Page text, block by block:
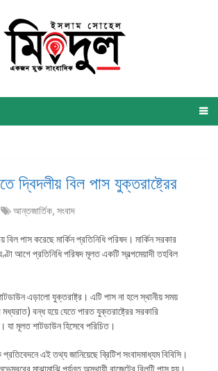
দ্বিদলীয় বিল পাস যুক্তরাষ্ট্রের
আন্তজার্তিক,সংবাদ
পাস করেছে মার্কিন প্রতিনিধি পরিষদ। মার্কিন সরকার
আগে প্রতিনিধি পরিষদ মূলত একটি স্বল্পমেয়াদী তহবিল
এড়ালো যুক্তরাষ্ট্র। এটি পাস না হলে স্থানীয় সময়
বন্ধ হয়ে যেতে পারত যুক্তরাষ্ট্রের সরকারি
যা মূলত শাটডাউন হিসেবে পরিচিত।
এই তথ্য জানিয়েছে ব্রিটিশ সংবাদমাধ্যম বিবিসি।